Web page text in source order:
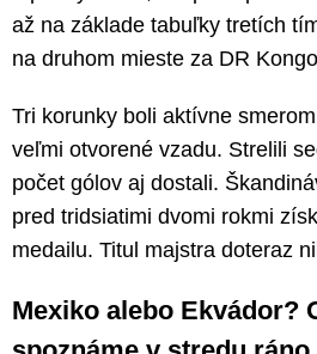
až na základe tabuľky tretích
na druhom mieste za DR
Tri korunky boli aktívne
veľmi otvorené vzadu. Strelili
počet gólov aj dostali.
pred tridsiatimi dvomi rokmi
medailu. Titul majstra doteraz
Mexiko alebo Ekvádor?